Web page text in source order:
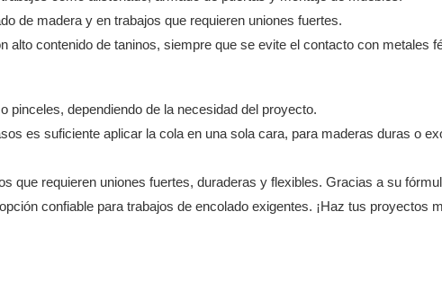
de madera y en trabajos que requieren uniones fuertes.
alto contenido de taninos, siempre que se evite el contacto con metales
pinceles, dependiendo de la necesidad del proyecto.
es suficiente aplicar la cola en una sola cara, para maderas duras o
que requieren uniones fuertes, duraderas y flexibles. Gracias a su
confiable para trabajos de encolado exigentes. ¡Haz tus proyectos